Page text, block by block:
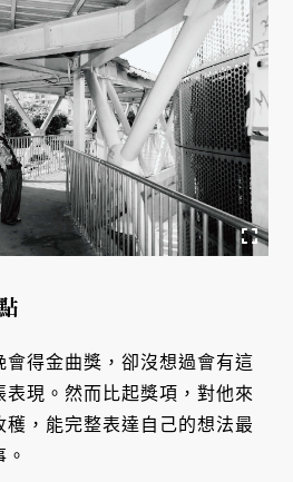
會得金曲獎，卻沒想過會有這
現。然而比起獎項，對他來
，能完整表達自己的想法最